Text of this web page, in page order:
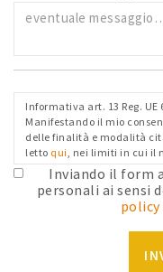
Informativa art. 13 Reg. UE
Manifestando il mio
delle finalità e modalità
letto qui, nei limiti in cui il
Ue 679/2016 e confermo i
Inviando il form
personali ai sensi
policy